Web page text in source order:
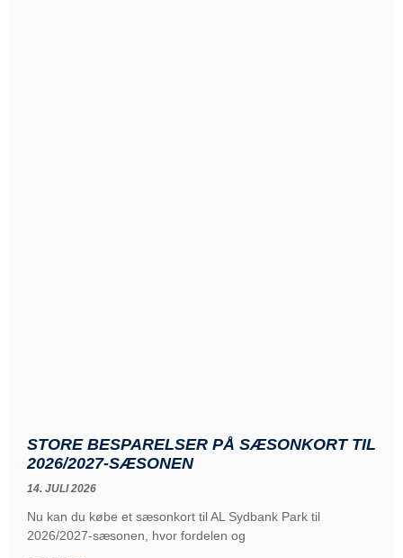
STORE BESPARELSER PÅ SÆSONKORT TIL
2026/2027-SÆSONEN
14. JULI 2026
Nu kan du købe et sæsonkort til AL Sydbank Park til
2026/2027-sæsonen, hvor fordelen og